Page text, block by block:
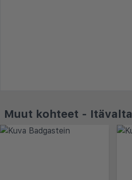
Muut kohteet - Itävalta